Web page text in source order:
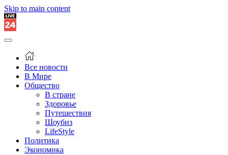
Skip to main content
Все новости
В Мире
Общество
В стране
Здоровье
Путешествия
Шоубиз
LifeStyle
Политика
Экономика